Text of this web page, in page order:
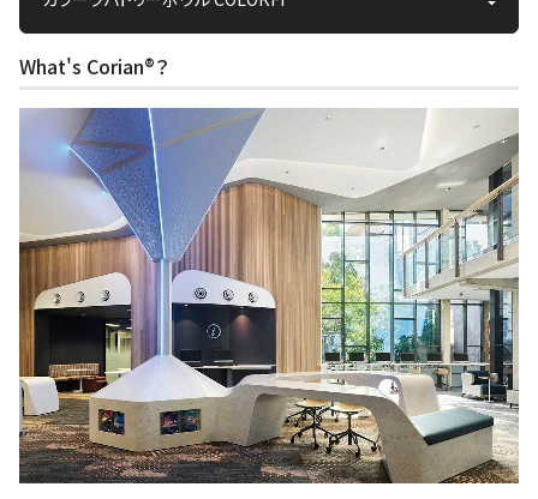
What's Corian®？